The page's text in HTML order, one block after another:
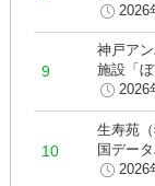
2026
神戸ア
施設「
2026
生寿苑
国データ
2026